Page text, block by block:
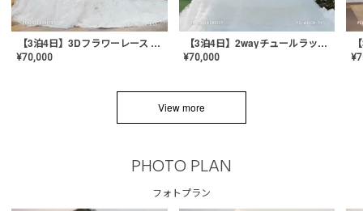
【3泊4日】3Dフラワーレース ドレス〈PD-WDOR-331〉
¥70,000
【3泊4日】2wayチュールラッフルドレス〈PD-WDOR-341RTL〉
¥70,000 ¥
View more
PHOTO PLAN
フォトプラン